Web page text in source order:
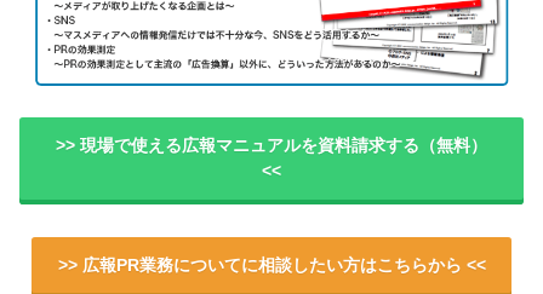
>> 現場で使える広報マニュアルを資料請求する（無料）
<<
>> 広報PR業務についてに相談したい方はこちらから <<